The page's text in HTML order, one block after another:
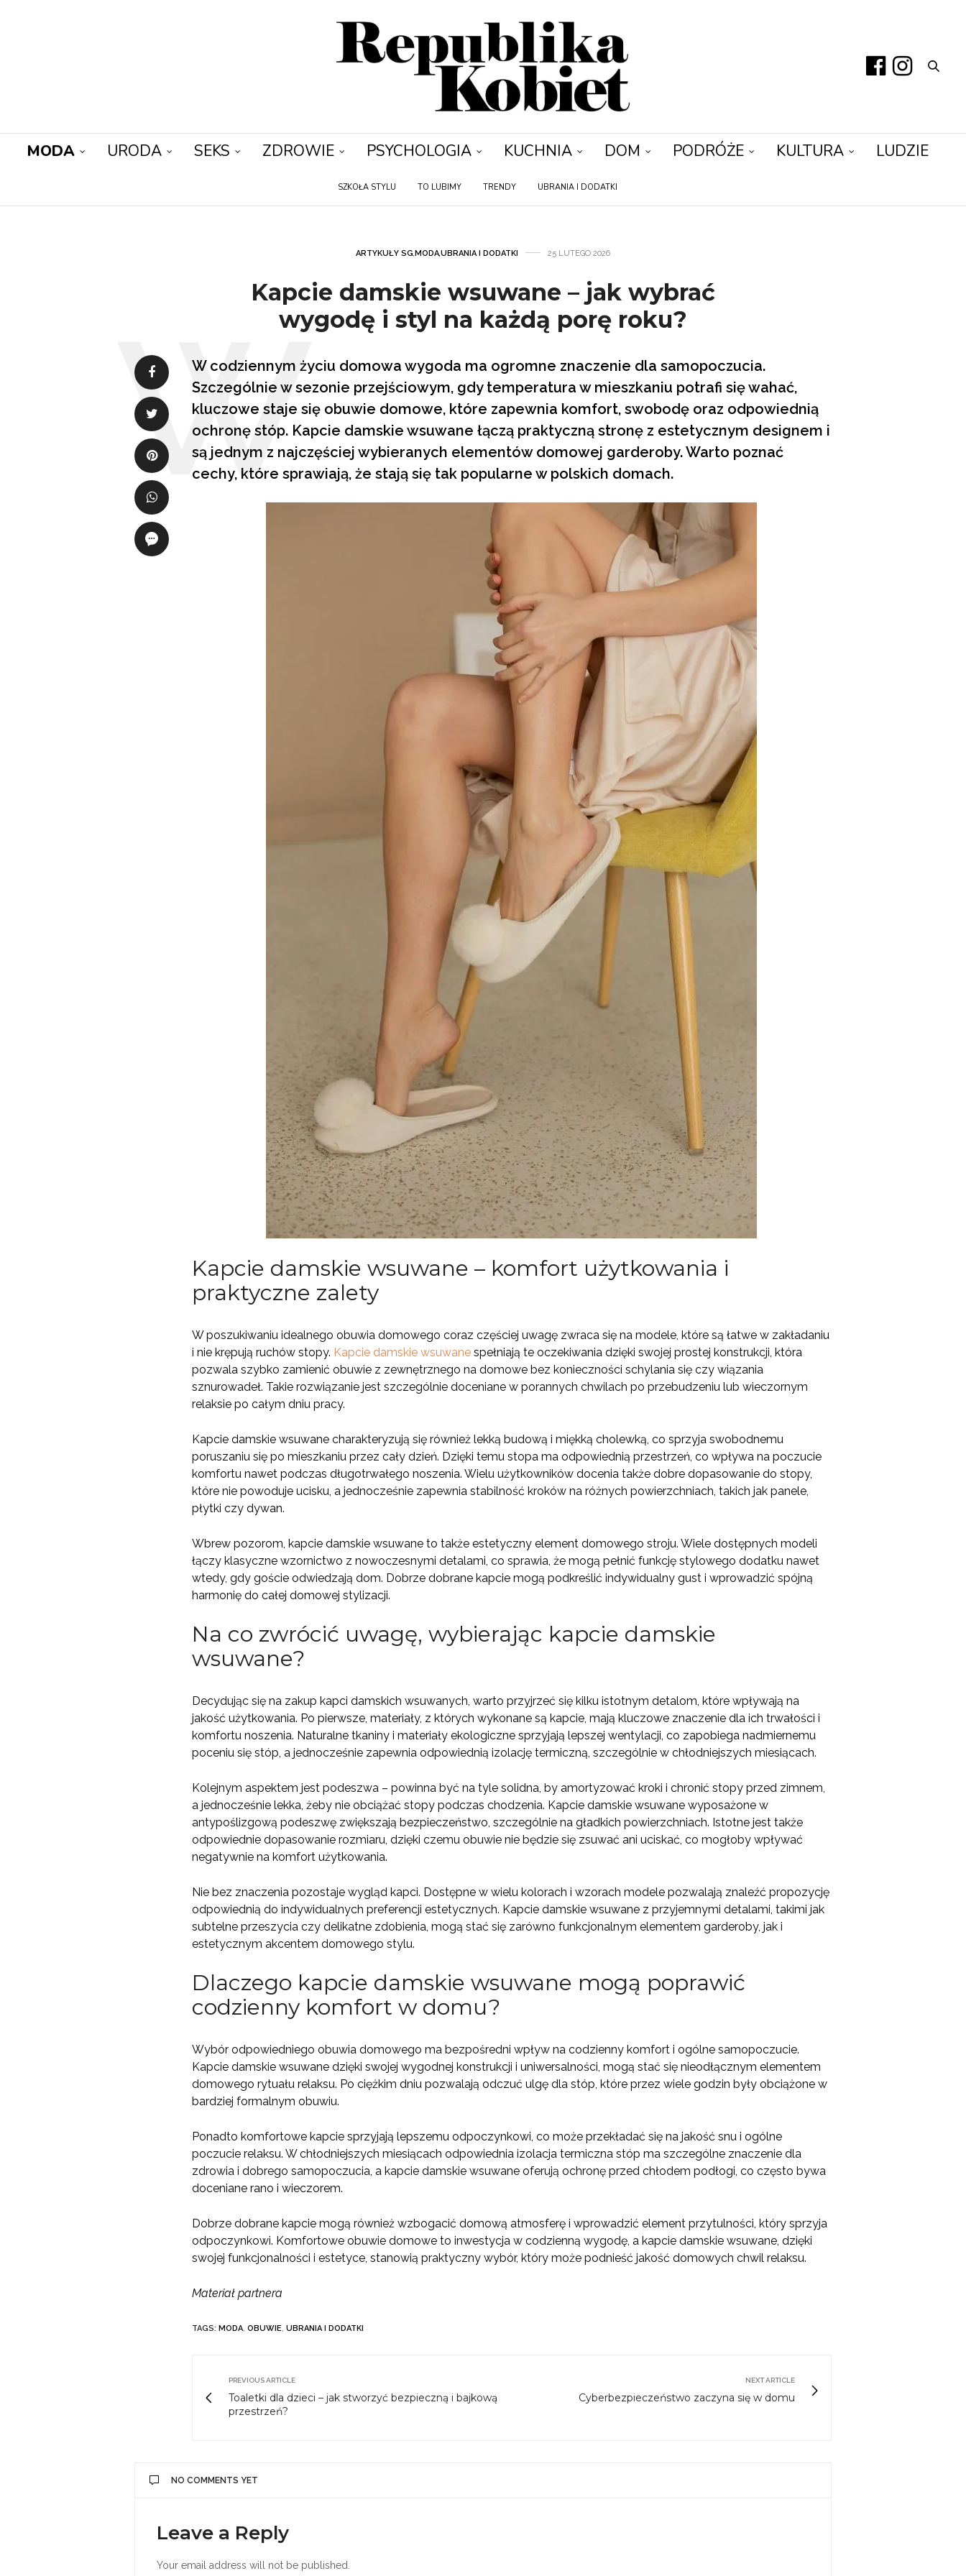
MODA URODA SEKS ZDROWIE PSYCHOLOGIA KUCHNIA DOM PODRÓŻE KULTURA LUDZIE
SZKOŁA STYLU TO LUBIMY TRENDY UBRANIA I DODATKI
ARTYKUŁY SG,MODA,UBRANIA I DODATKI 25 LUTEGO 2026
Kapcie damskie wsuwane – jak wybrać
wygodę i styl na każdą porę roku?
W codziennym życiu domowa wygoda ma ogromne znaczenie dla samopoczucia.
Szczególnie w sezonie przejściowym, gdy temperatura w mieszkaniu potrafi się wahać,
kluczowe staje się obuwie domowe, które zapewnia komfort, swobodę oraz odpowiednią
ochronę stóp. Kapcie damskie wsuwane łączą praktyczną stronę z estetycznym designem i
są jednym z najczęściej wybieranych elementów domowej garderoby. Warto poznać
cechy, które sprawiają, że stają się tak popularne w polskich domach.
Kapcie damskie wsuwane – komfort użytkowania i
praktyczne zalety
W poszukiwaniu idealnego obuwia domowego coraz częściej uwagę zwraca się na modele, które są łatwe w zakładaniu
i nie krępują ruchów stopy. Kapcie damskie wsuwane spełniają te oczekiwania dzięki swojej prostej konstrukcji, która
pozwala szybko zamienić obuwie z zewnętrznego na domowe bez konieczności schylania się czy wiązania
sznurowadeł. Takie rozwiązanie jest szczególnie doceniane w porannych chwilach po przebudzeniu lub wieczornym
relaksie po całym dniu pracy.
Kapcie damskie wsuwane charakteryzują się również lekką budową i miękką cholewką, co sprzyja swobodnemu
poruszaniu się po mieszkaniu przez cały dzień. Dzięki temu stopa ma odpowiednią przestrzeń, co wpływa na poczucie
komfortu nawet podczas długotrwałego noszenia. Wielu użytkowników docenia także dobre dopasowanie do stopy,
które nie powoduje ucisku, a jednocześnie zapewnia stabilność kroków na różnych powierzchniach, takich jak panele,
płytki czy dywan.
Wbrew pozorom, kapcie damskie wsuwane to także estetyczny element domowego stroju. Wiele dostępnych modeli
łączy klasyczne wzornictwo z nowoczesnymi detalami, co sprawia, że mogą pełnić funkcję stylowego dodatku nawet
wtedy, gdy goście odwiedzają dom. Dobrze dobrane kapcie mogą podkreślić indywidualny gust i wprowadzić spójną
harmonię do całej domowej stylizacji.
Na co zwrócić uwagę, wybierając kapcie damskie
wsuwane?
Decydując się na zakup kapci damskich wsuwanych, warto przyjrzeć się kilku istotnym detalom, które wpływają na
jakość użytkowania. Po pierwsze, materiały, z których wykonane są kapcie, mają kluczowe znaczenie dla ich trwałości i
komfortu noszenia. Naturalne tkaniny i materiały ekologiczne sprzyjają lepszej wentylacji, co zapobiega nadmiernemu
poceniu się stóp, a jednocześnie zapewnia odpowiednią izolację termiczną, szczególnie w chłodniejszych miesiącach.
Kolejnym aspektem jest podeszwa – powinna być na tyle solidna, by amortyzować kroki i chronić stopy przed zimnem,
a jednocześnie lekka, żeby nie obciążać stopy podczas chodzenia. Kapcie damskie wsuwane wyposażone w
antypoślizgową podeszwę zwiększają bezpieczeństwo, szczególnie na gładkich powierzchniach. Istotne jest także
odpowiednie dopasowanie rozmiaru, dzięki czemu obuwie nie będzie się zsuwać ani uciskać, co mogłoby wpływać
negatywnie na komfort użytkowania.
Nie bez znaczenia pozostaje wygląd kapci. Dostępne w wielu kolorach i wzorach modele pozwalają znaleźć propozycję
odpowiednią do indywidualnych preferencji estetycznych. Kapcie damskie wsuwane z przyjemnymi detalami, takimi jak
subtelne przeszycia czy delikatne zdobienia, mogą stać się zarówno funkcjonalnym elementem garderoby, jak i
estetycznym akcentem domowego stylu.
Dlaczego kapcie damskie wsuwane mogą poprawić
codzienny komfort w domu?
Wybór odpowiedniego obuwia domowego ma bezpośredni wpływ na codzienny komfort i ogólne samopoczucie.
Kapcie damskie wsuwane dzięki swojej wygodnej konstrukcji i uniwersalności, mogą stać się nieodłącznym elementem
domowego rytuału relaksu. Po ciężkim dniu pozwalają odczuć ulgę dla stóp, które przez wiele godzin były obciążone w
bardziej formalnym obuwiu.
Ponadto komfortowe kapcie sprzyjają lepszemu odpoczynkowi, co może przekładać się na jakość snu i ogólne
poczucie relaksu. W chłodniejszych miesiącach odpowiednia izolacja termiczna stóp ma szczególne znaczenie dla
zdrowia i dobrego samopoczucia, a kapcie damskie wsuwane oferują ochronę przed chłodem podłogi, co często bywa
doceniane rano i wieczorem.
Dobrze dobrane kapcie mogą również wzbogacić domową atmosferę i wprowadzić element przytulności, który sprzyja
odpoczynkowi. Komfortowe obuwie domowe to inwestycja w codzienną wygodę, a kapcie damskie wsuwane, dzięki
swojej funkcjonalności i estetyce, stanowią praktyczny wybór, który może podnieść jakość domowych chwil relaksu.
Materiał partnera
TAGS: MODA, OBUWIE, UBRANIA I DODATKI
PREVIOUS ARTICLE
Toaletki dla dzieci – jak stworzyć bezpieczną i bajkową
przestrzeń?
NEXT ARTICLE
Cyberbezpieczeństwo zaczyna się w domu
NO COMMENTS YET
Leave a Reply
Your email address will not be published.